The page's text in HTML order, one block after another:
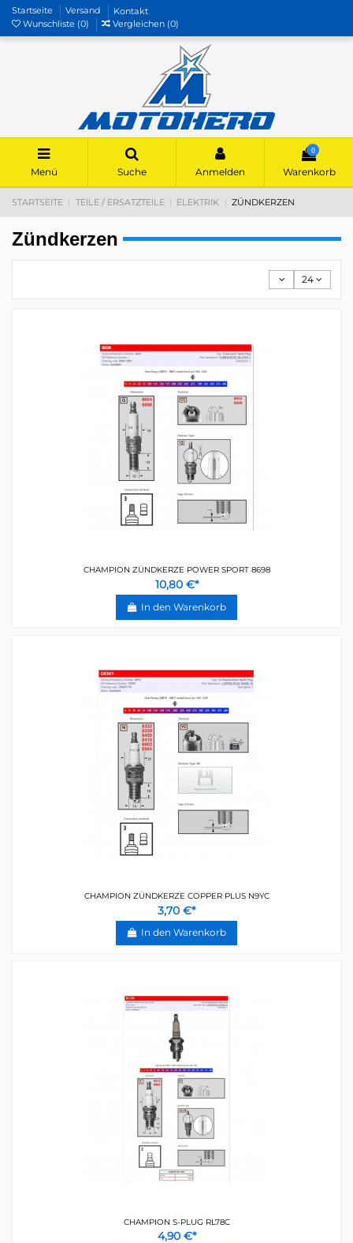
Startseite Versand
Kontakt
Wunschliste (0) Vergleichen (0)
Menü Suche Anmelden
0
Warenkorb
STARTSEITE TEILE / ERSATZTEILE ELEKTRIK ZÜNDKERZEN
Zündkerzen
24
CHAMPION ZÜNDKERZE POWER SPORT 8698
10,80 €*
In den Warenkorb
CHAMPION ZÜNDKERZE COPPER PLUS N9YC
3,70 €*
In den Warenkorb
CHAMPION S-PLUG RL78C
4,90 €*